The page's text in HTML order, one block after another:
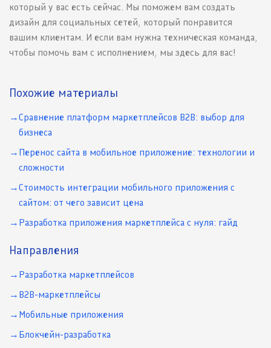
который у вас есть сейчас. Мы поможем вам создать
дизайн для социальных сетей, который понравится
вашим клиентам. И если вам нужна техническая команда,
чтобы помочь вам с исполнением, мы здесь для вас!
Похожие материалы
Сравнение платформ маркетплейсов B2B: выбор для
бизнеса
Перенос сайта в мобильное приложение: технологии и
сложности
Стоимость интеграции мобильного приложения с
сайтом: от чего зависит цена
Разработка приложения маркетплейса с нуля: гайд
Направления
Разработка маркетплейсов
B2B-маркетплейсы
Мобильные приложения
Блокчейн-разработка